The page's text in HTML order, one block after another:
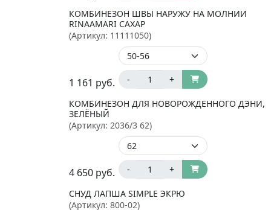
КОМБИНЕЗОН ШВЫ НАРУЖУ НА МОЛНИИ
RINAAMARI САХАР
(Артикул: 11111050)
1 161 руб. - +
КОМБИНЕЗОН ДЛЯ НОВОРОЖДЕННОГО ДЭНИ,
ЗЕЛЁНЫЙ
(Артикул: 2036/3 62)
4 650 руб. - +
СНУД ЛАПША SIMPLE ЭКРЮ
(Артикул: 800-02)